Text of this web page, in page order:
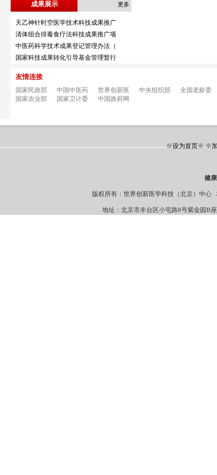
成果展示 更多
天乙神针时空医学技术科技成果推广
清体组合排毒食疗法科技成果推广项
中医药科学技术成果登记管理办法（
国家科技成果转化引导基金管理暂行
友情连接
国家民政部
中国中医药 世界创新医 中央组织部
全国老龄委
国家农业部
国家卫计委 中国政府网
※设为首页※ ※
健
版权所有：世界创新医学科技（北京）中
地址：北京市丰台区小屯路8号紫金园